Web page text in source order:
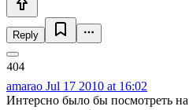
Reply
amarao Jul 17 2010 at 16:02
Интерсно было бы посмотреть